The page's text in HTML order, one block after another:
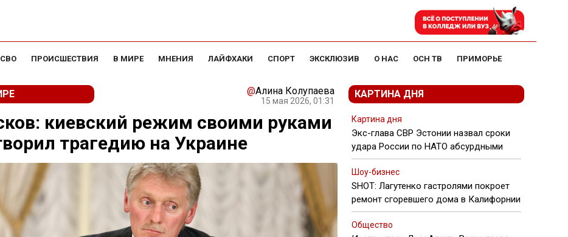
СВО ПРОИСШЕСТВИЯ В МИРЕ МНЕНИЯ ЛАЙФХАКИ СПОРТ ЭКСКЛЮЗИВ О НАС ОСН ТВ ПРИМОРЬЕ
@Алина Колупаева
15 мая 2026, 01:31
киевский режим своими руками
трагедию на Украине
КАРТИНА ДНЯ
Картина дня
Экс-глава СВР Эстонии назвал сроки
удара России по НАТО абсурдными
Шоу-бизнес
SHOT: Лагутенко гастролями покроет
ремонт сгоревшего дома в Калифорнии
Общество